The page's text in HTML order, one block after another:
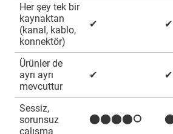
Her şey tek bir
kaynaktan
(kanal, kablo,
konnektör)
✔ ✔
Ürünler de
ayrı ayrı
mevcuttur
✔ ✔
Sessiz,
sorunsuz
çalışma
⬤⬤⬤⬤⭘